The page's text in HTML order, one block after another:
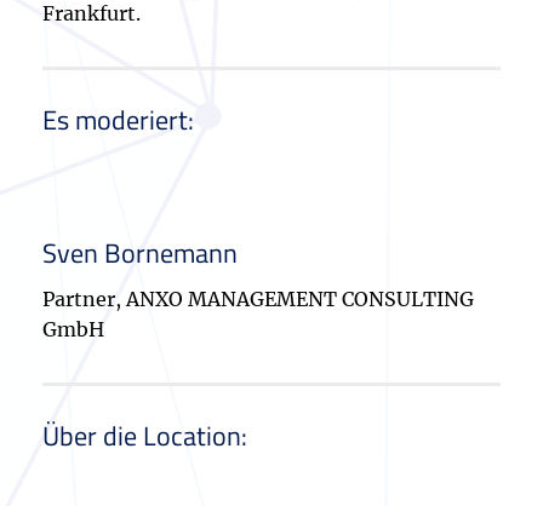
Frankfurt.
Es moderiert:
Sven Bornemann
Partner, ANXO MANAGEMENT CONSULTING
GmbH
Über die Location: